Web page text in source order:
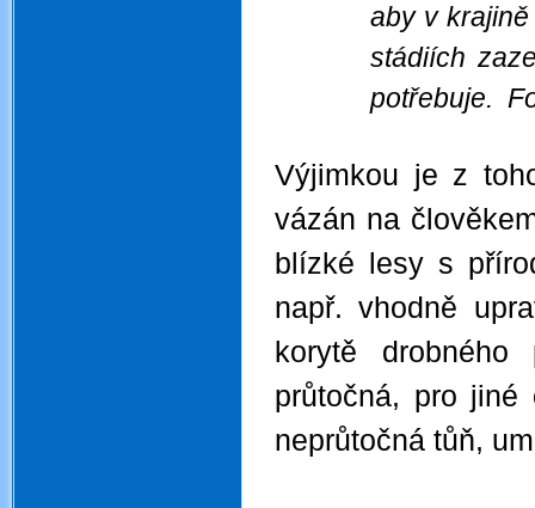
aby v
stádiích
potřebuje.
Výjimkou je z
vázán na
blízké lesy s
např. vhodně
korytě
průtočná, pro jiné
neprůtočná tůň,